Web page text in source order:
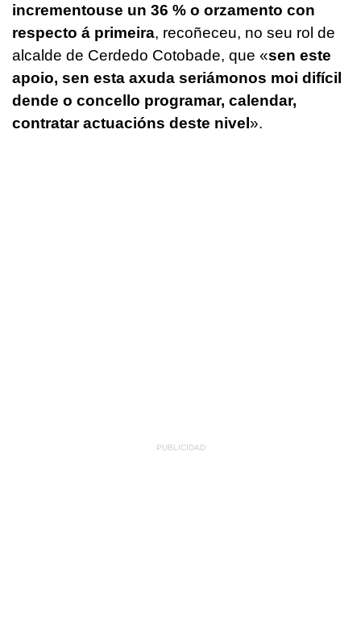
incrementouse un 36 % o orzamento con
respecto á primeira, recoñeceu, no seu rol de
alcalde de Cerdedo Cotobade, que «sen este
apoio, sen esta axuda seriámonos moi difícil
dende o concello programar, calendar,
contratar actuacións deste nivel».